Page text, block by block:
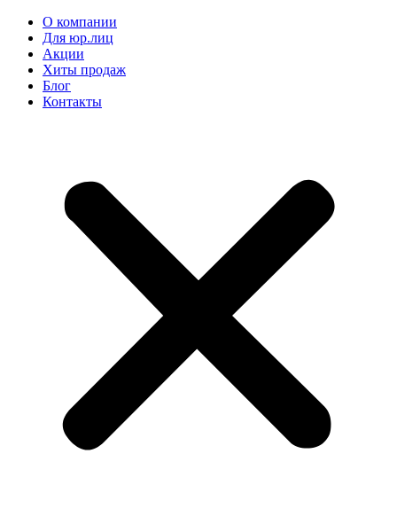
О компании
Для юр.лиц
Акции
Хиты продаж
Блог
Контакты